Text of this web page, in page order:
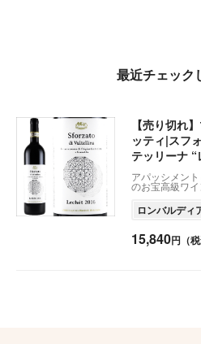
最近チェック
【売り切れ
ッティ|スフ
テッリーナ
アパッシメン
のお宝高級ワ
ロンバルディ
15,840円（税